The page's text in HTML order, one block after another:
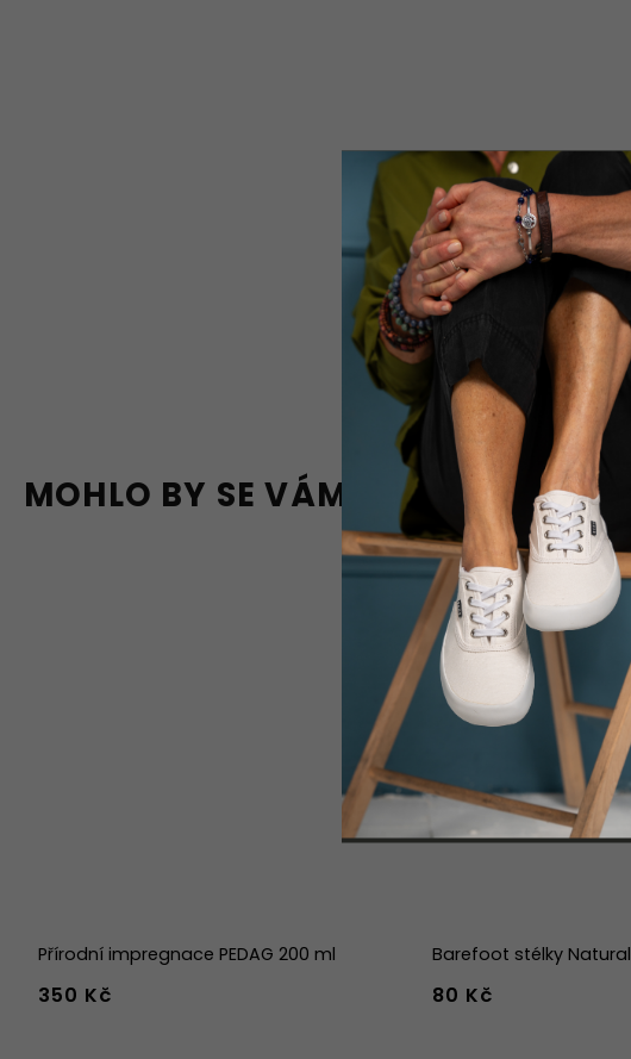
MOHLO BY SE VÁM LÍBIT
Přírodní impregnace PEDAG 200 ml
350 Kč
Barefoot stélky Natural
80 Kč